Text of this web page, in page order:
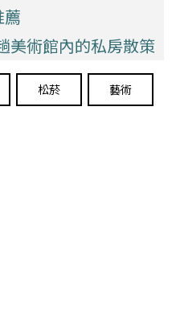
美術館內的私房散策
松菸 藝術